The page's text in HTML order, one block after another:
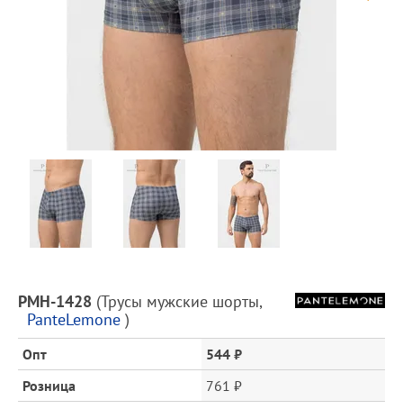
Предпросмотр
фотографий
Описание
товара
и
цена
PMH-1428 (Трусы мужские шорты,
PanteLemone )
Опт
544 ₽
Розница
761 ₽